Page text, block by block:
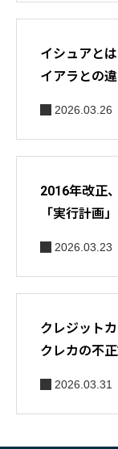
イシュアと
イアラとの
2026.03.26
2016年改正
「実行計画
2026.03.23
クレジット
クレカの不
2026.03.31